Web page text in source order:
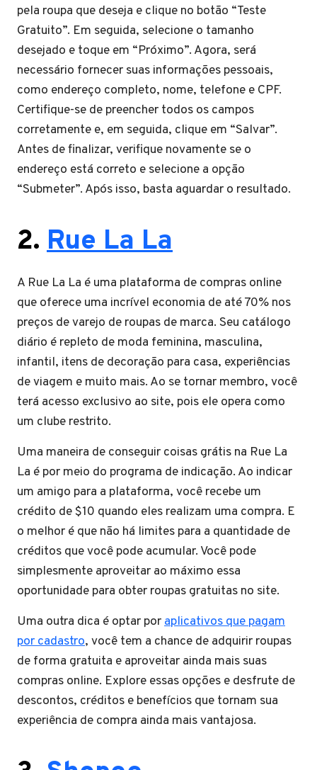
pela roupa que deseja e clique no botão “Teste
Gratuito”. Em seguida, selecione o tamanho
desejado e toque em “Próximo”. Agora, será
necessário fornecer suas informações pessoais,
como endereço completo, nome, telefone e CPF.
Certifique-se de preencher todos os campos
corretamente e, em seguida, clique em “Salvar”.
Antes de finalizar, verifique novamente se o
endereço está correto e selecione a opção
“Submeter”. Após isso, basta aguardar o resultado.
2. Rue La La
A Rue La La é uma plataforma de compras online
que oferece uma incrível economia de até 70% nos
preços de varejo de roupas de marca. Seu catálogo
diário é repleto de moda feminina, masculina,
infantil, itens de decoração para casa, experiências
de viagem e muito mais. Ao se tornar membro, você
terá acesso exclusivo ao site, pois ele opera como
um clube restrito.
Uma maneira de conseguir coisas grátis na Rue La
La é por meio do programa de indicação. Ao indicar
um amigo para a plataforma, você recebe um
crédito de $10 quando eles realizam uma compra. E
o melhor é que não há limites para a quantidade de
créditos que você pode acumular. Você pode
simplesmente aproveitar ao máximo essa
oportunidade para obter roupas gratuitas no site.
Uma outra dica é optar poraplicativos que pagam
por cadastro, você tem a chance de adquirir roupas
de forma gratuita e aproveitar ainda mais suas
compras online. Explore essas opções e desfrute de
descontos, créditos e benefícios que tornam sua
experiência de compra ainda mais vantajosa.